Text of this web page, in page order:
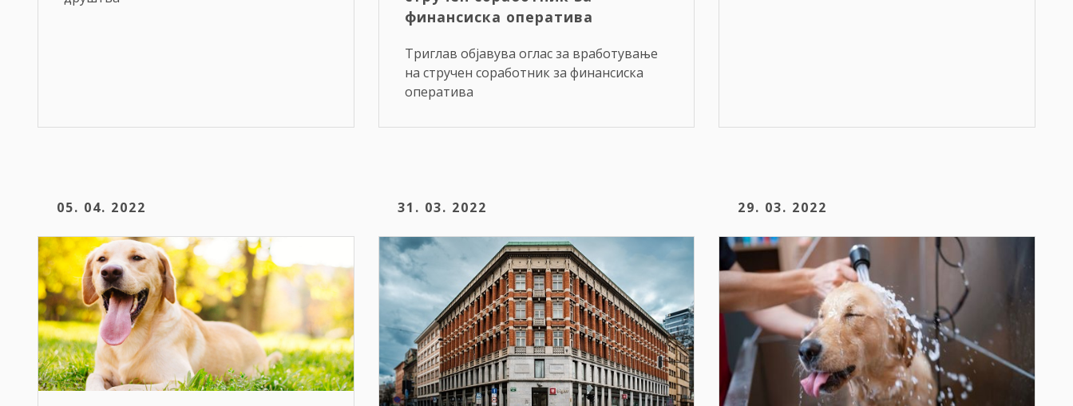
финансиска оператива
Триглав објавува оглас за вработување
на стручен соработник за финансиска
оператива
05. 04. 2022 31. 03. 2022 29. 03. 2022